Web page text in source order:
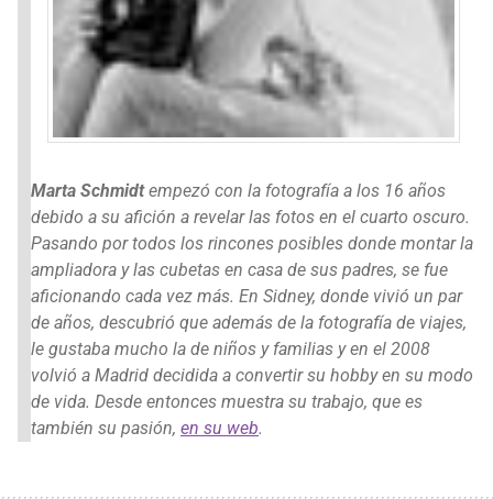
Marta Schmidtempezó con la fotografía a los 16 años
debido a su afición a revelar las fotos en el cuarto oscuro.
Pasando por todos los rincones posibles donde montar la
ampliadora y las cubetas en casa de sus padres, se fue
aficionando cada vez más. En Sidney, donde vivió un par
de años, descubrió que además de la fotografía de viajes,
le gustaba mucho la de niños y familias y en el 2008
volvió a Madrid decidida a convertir su hobby en su modo
de vida. Desde entonces muestra su trabajo, que es
también su pasión, en su web.